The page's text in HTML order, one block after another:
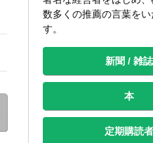
数多くの推薦の言葉をい
す。
新聞 / 雑誌
本
定期購読者